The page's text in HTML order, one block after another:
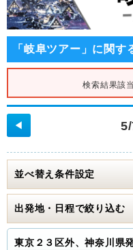
「岐阜ツアー」に関す
検索結果該
◀
並べ替え条件設定
出発地・日程で絞り込む
東京２３区外、神奈川県